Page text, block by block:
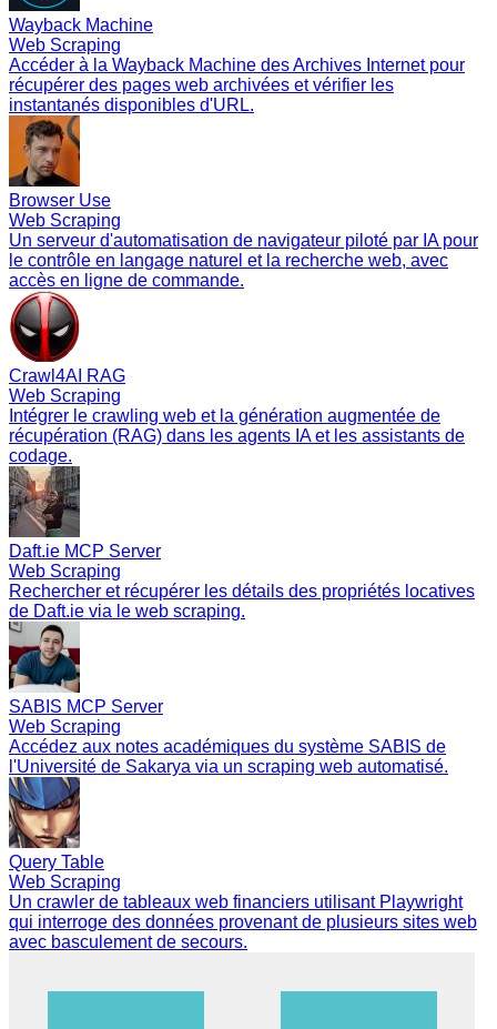
Wayback Machine
Web Scraping
Accéder à la Wayback Machine des Archives Internet pour
récupérer des pages web archivées et vérifier les
instantanés disponibles d'URL.
Browser Use
Web Scraping
Un serveur d'automatisation de navigateur piloté par IA pour
le contrôle en langage naturel et la recherche web, avec
accès en ligne de commande.
Crawl4AI RAG
Web Scraping
Intégrer le crawling web et la génération augmentée de
récupération (RAG) dans les agents IA et les assistants de
codage.
Daft.ie MCP Server
Web Scraping
Rechercher et récupérer les détails des propriétés locatives
de Daft.ie via le web scraping.
SABIS MCP Server
Web Scraping
Accédez aux notes académiques du système SABIS de
l'Université de Sakarya via un scraping web automatisé.
Query Table
Web Scraping
Un crawler de tableaux web financiers utilisant Playwright
qui interroge des données provenant de plusieurs sites web
avec basculement de secours.